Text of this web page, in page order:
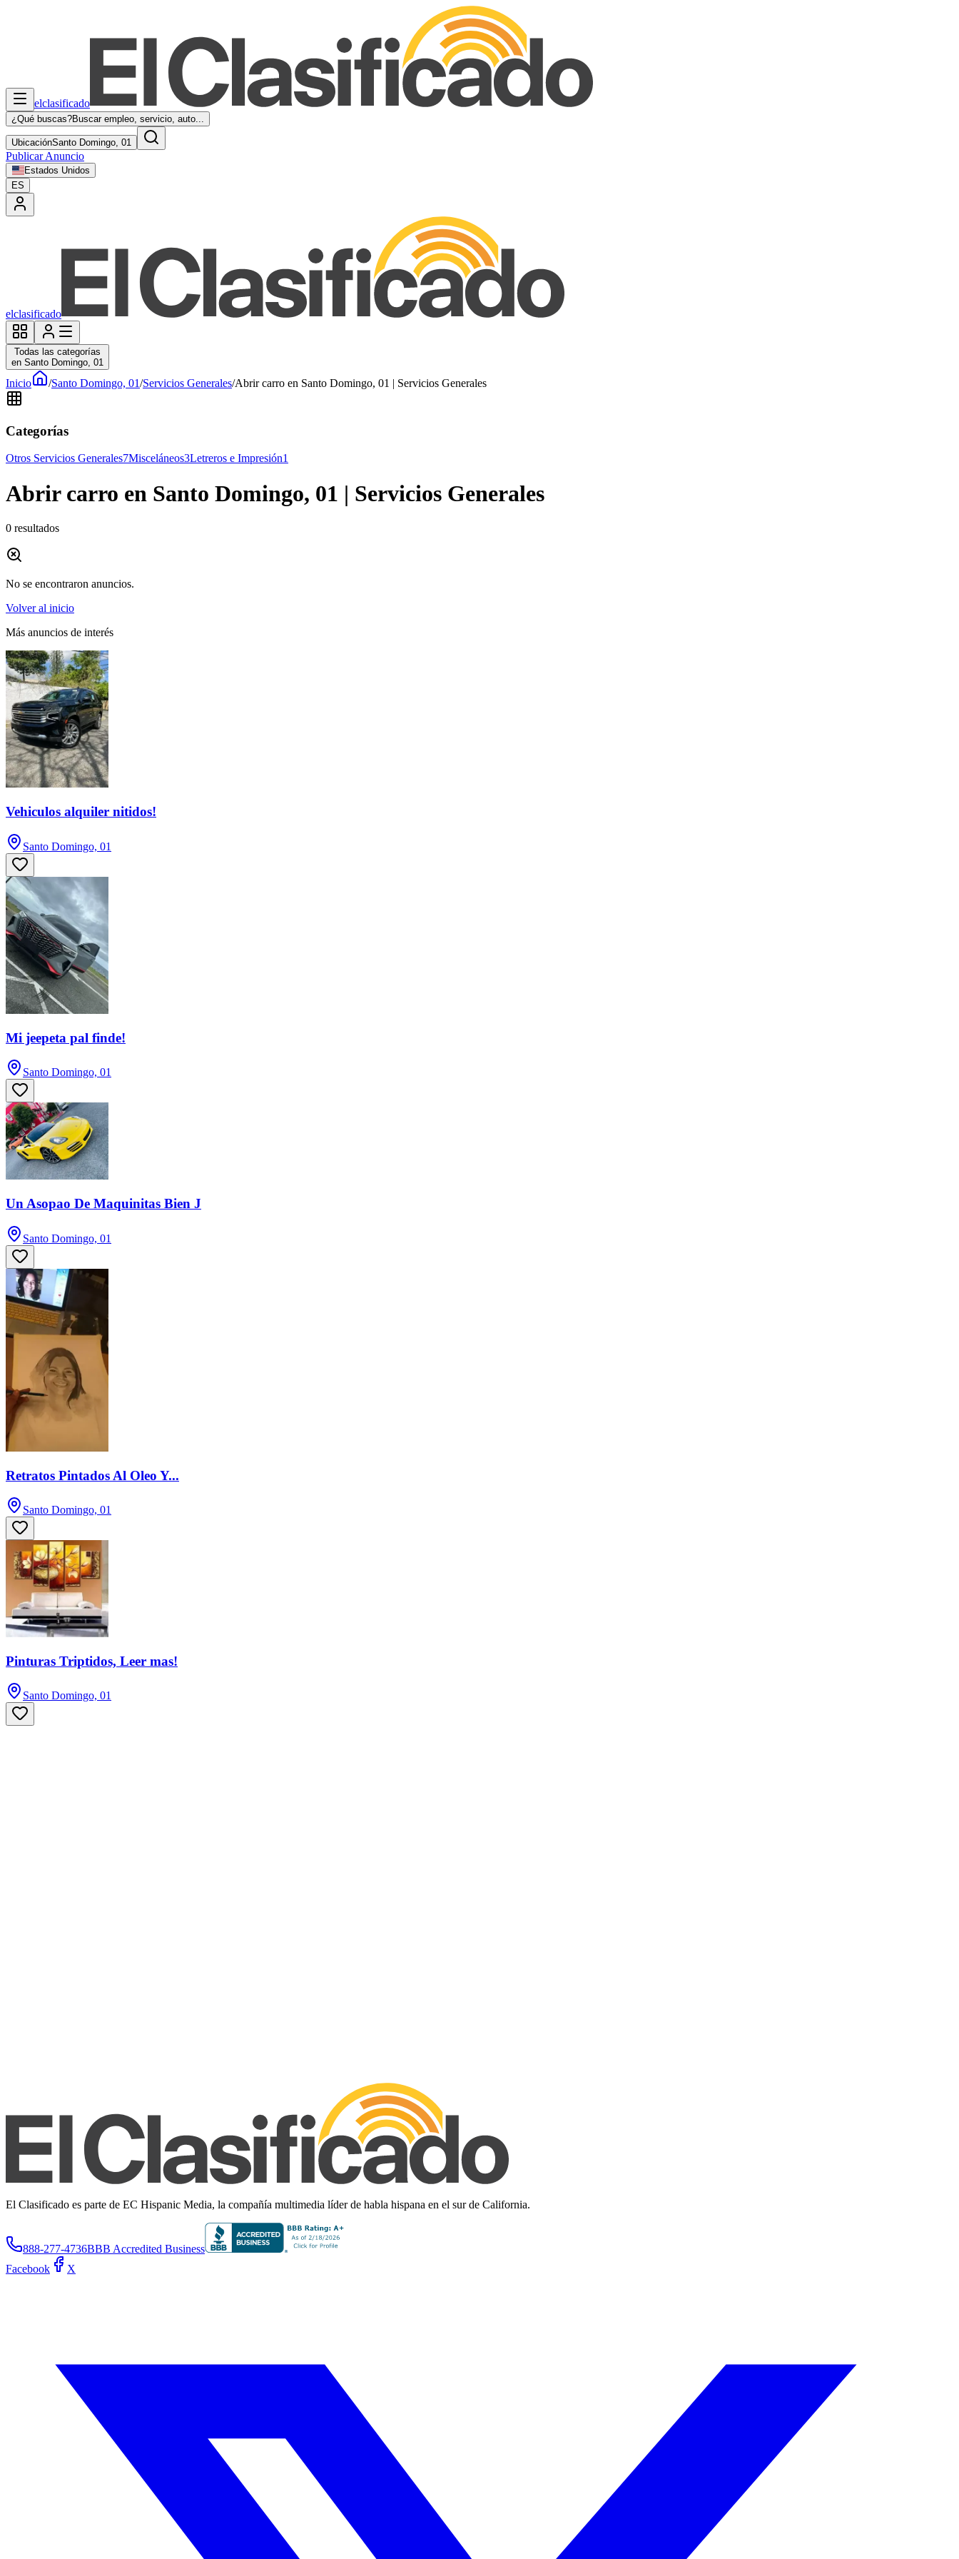
elclasificado
¿Qué buscas?Buscar empleo, servicio, auto...
UbicaciónSanto Domingo, 01
Publicar Anuncio
Estados Unidos
ES
elclasificado
Todas las categorías
en Santo Domingo, 01
Inicio /Santo Domingo, 01/Servicios Generales/Abrir carro en Santo Domingo, 01 | Servicios Generales
Categorías
Otros Servicios Generales7Misceláneos3Letreros e Impresión1
Abrir carro en Santo Domingo, 01 | Servicios Generales
0 resultados
No se encontraron anuncios.
Volver al inicio
Más anuncios de interés
Vehiculos alquiler nitidos!
Santo Domingo, 01
Mi jeepeta pal finde!
Santo Domingo, 01
Un Asopao De Maquinitas Bien J
Santo Domingo, 01
Retratos Pintados Al Oleo Y...
Santo Domingo, 01
Pinturas Triptidos, Leer mas!
Santo Domingo, 01
El Clasificado es parte de EC Hispanic Media, la compañía multimedia líder de habla hispana en el sur de California.
888-277-4736BBB Accredited Business
Facebook
X